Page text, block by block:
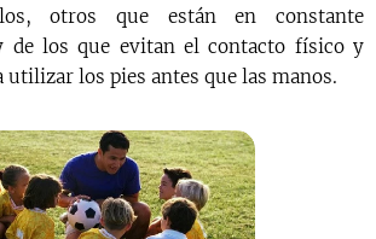
otros que están en constante
de los que evitan el contacto físico y
utilizar los pies antes que las manos.